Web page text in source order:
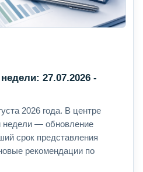
27.07.2026 -
2026 года. В центре
недели — обновление
срок представления
рекомендации по